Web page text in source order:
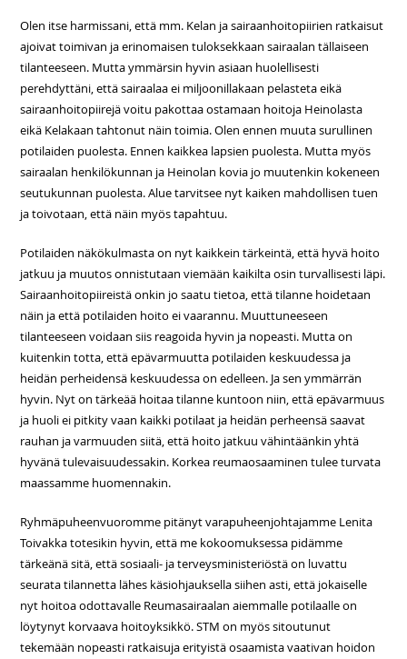
Olen itse harmissani, että mm. Kelan ja sairaanhoitopiirien ratkaisut
ajoivat toimivan ja erinomaisen tuloksekkaan sairaalan tällaiseen
tilanteeseen. Mutta ymmärsin hyvin asiaan huolellisesti
perehdyttäni, että sairaalaa ei miljoonillakaan pelasteta eikä
sairaanhoitopiirejä voitu pakottaa ostamaan hoitoja Heinolasta
eikä Kelakaan tahtonut näin toimia. Olen ennen muuta surullinen
potilaiden puolesta. Ennen kaikkea lapsien puolesta. Mutta myös
sairaalan henkilökunnan ja Heinolan kovia jo muutenkin kokeneen
seutukunnan puolesta. Alue tarvitsee nyt kaiken mahdollisen tuen
ja toivotaan, että näin myös tapahtuu.
Potilaiden näkökulmasta on nyt kaikkein tärkeintä, että hyvä hoito
jatkuu ja muutos onnistutaan viemään kaikilta osin turvallisesti läpi.
Sairaanhoitopiireistä onkin jo saatu tietoa, että tilanne hoidetaan
näin ja että potilaiden hoito ei vaarannu. Muuttuneeseen
tilanteeseen voidaan siis reagoida hyvin ja nopeasti. Mutta on
kuitenkin totta, että epävarmuutta potilaiden keskuudessa ja
heidän perheidensä keskuudessa on edelleen. Ja sen ymmärrän
hyvin. Nyt on tärkeää hoitaa tilanne kuntoon niin, että epävarmuus
ja huoli ei pitkity vaan kaikki potilaat ja heidän perheensä saavat
rauhan ja varmuuden siitä, että hoito jatkuu vähintäänkin yhtä
hyvänä tulevaisuudessakin. Korkea reumaosaaminen tulee turvata
maassamme huomennakin.
Ryhmäpuheenvuoromme pitänyt varapuheenjohtajamme Lenita
Toivakka totesikin hyvin, että me kokoomuksessa pidämme
tärkeänä sitä, että sosiaali- ja terveysministeriöstä on luvattu
seurata tilannetta lähes käsiohjauksella siihen asti, että jokaiselle
nyt hoitoa odottavalle Reumasairaalan aiemmalle potilaalle on
löytynyt korvaava hoitoyksikkö. STM on myös sitoutunut
tekemään nopeasti ratkaisuja erityistä osaamista vaativan hoidon